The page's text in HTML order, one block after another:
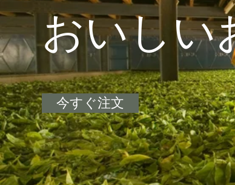
おいしい
今すぐ注文